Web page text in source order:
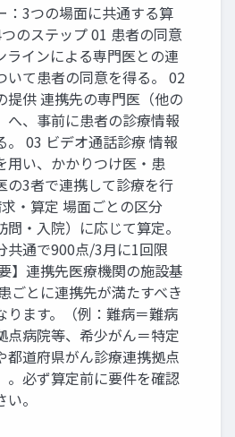
：3つの場面に共通する算
のステップ 01 患者の同意
ラインによる専門医との連
いて患者の同意を得る。 02
提供 連携先の専門医（他の
へ、事前に患者の診療情報
。 03 ビデオ通話診療 情報
用い、かかりつけ医・患
の3者で連携して診療を行
・算定 場面ごとの区分
問・入院）に応じて算定。
共通で900点/3月に1回限
】連携先医療機関の施設基
ごとに連携先が満たすべき
ります。（例：難病＝難病
点病院等、希少がん＝特定
都道府県がん診療連携拠点
。必ず算定前に要件を確認
。